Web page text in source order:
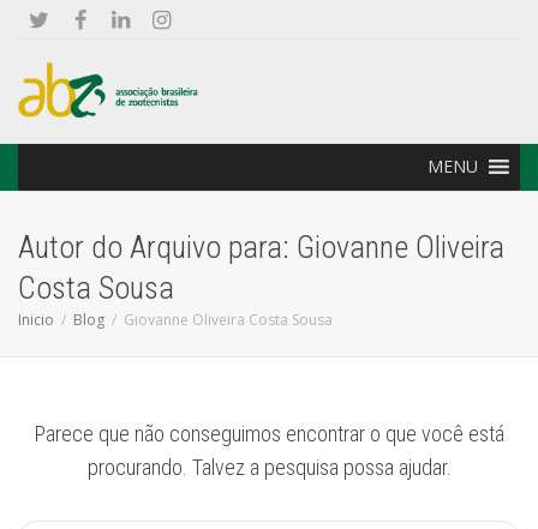
MENU
Autor do Arquivo para: Giovanne Oliveira
Costa Sousa
Inicio Blog Giovanne Oliveira Costa Sousa
Parece que não conseguimos encontrar o que você está
procurando. Talvez a pesquisa possa ajudar.